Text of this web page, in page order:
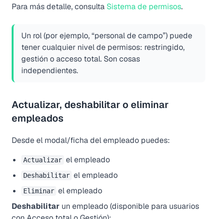
Para más detalle, consulta Sistema de permisos.
Un rol (por ejemplo, “personal de campo”) puede
tener cualquier nivel de permisos: restringido,
gestión o acceso total. Son cosas
independientes.
Actualizar, deshabilitar o eliminar
empleados
Desde el modal/ficha del empleado puedes:
Actualizar el empleado
Deshabilitar el empleado
Eliminar el empleado
Deshabilitar un empleado (disponible para usuarios